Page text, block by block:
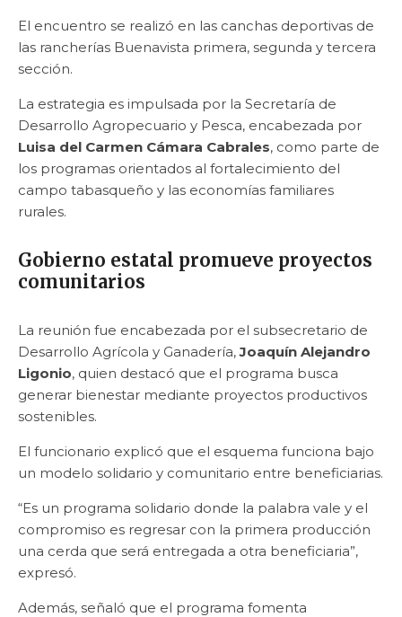
El encuentro se realizó en las canchas deportivas de
las rancherías Buenavista primera, segunda y tercera
sección.
La estrategia es impulsada por la Secretaría de
Desarrollo Agropecuario y Pesca, encabezada por
Luisa del Carmen Cámara Cabrales, como parte de
los programas orientados al fortalecimiento del
campo tabasqueño y las economías familiares
rurales.
Gobierno estatal promueve proyectos
comunitarios
La reunión fue encabezada por el subsecretario de
Desarrollo Agrícola y Ganadería,Joaquín Alejandro
Ligonio, quien destacó que el programa busca
generar bienestar mediante proyectos productivos
sostenibles.
El funcionario explicó que el esquema funciona bajo
un modelo solidario y comunitario entre beneficiarias.
“Es un programa solidario donde la palabra vale y el
compromiso es regresar con la primera producción
una cerda que será entregada a otra beneficiaria”,
expresó.
Además, señaló que el programa fomenta